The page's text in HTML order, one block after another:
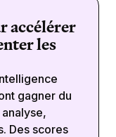
accélérer
les
gagner du
Des scores